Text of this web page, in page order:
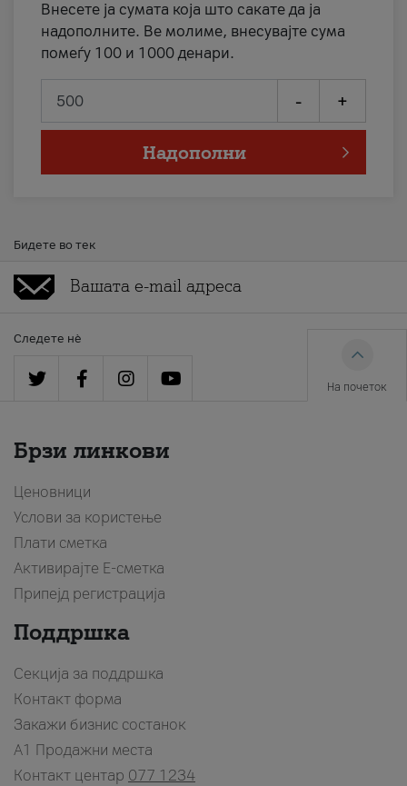
Внесете ја сумата која што сакате да ја
надополните. Ве молиме, внесувајте сума
помеѓу 100 и 1000 денари.
- +
Надополни
Бидете во тек
Следете нè
На почеток
Брзи линкови
Ценовници
Услови за користење
Плати сметка
Активирајте Е-сметка
Припејд регистрација
Поддршка
Секција за поддршка
Контакт форма
Закажи бизнис состанок
A1 Продажни места
Контакт центар 077 1234